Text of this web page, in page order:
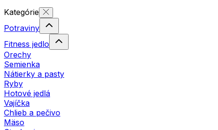
Kategórie
Potraviny
Fitness jedlo
Orechy
Semienka
Nátierky a pasty
Ryby
Hotové jedlá
Vajíčka
Chlieb a pečivo
Mäso